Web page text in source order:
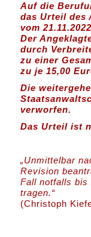
Auf die
das Urteil des
vom
Der
durch
zu einer
zu je 15,00
Die
verworfen.
Das Urteil ist
„Unmittelbar
Revision
Fall notfalls bis
tragen.“
(Christoph